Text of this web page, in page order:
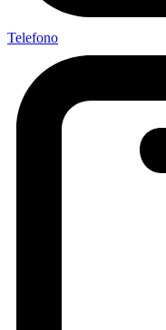
Telefono